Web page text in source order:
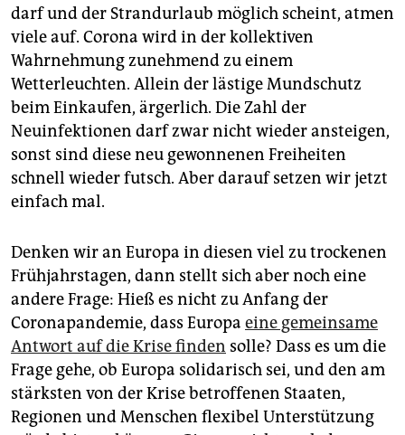
epaper login
darf und der Strandurlaub möglich scheint, atmen
viele auf. Corona wird in der kollektiven
Wahrnehmung zunehmend zu einem
Wetterleuchten. Allein der lästige Mundschutz
beim Einkaufen, ärgerlich. Die Zahl der
Neuinfektionen darf zwar nicht wieder ansteigen,
sonst sind diese neu gewonnenen Freiheiten
schnell wieder futsch. Aber darauf setzen wir jetzt
einfach mal.
Denken wir an Europa in diesen viel zu trockenen
Frühjahrstagen, dann stellt sich aber noch eine
andere Frage: Hieß es nicht zu Anfang der
Coronapandemie, dass Europa eine gemeinsame
Antwort auf die Krise finden solle? Dass es um die
Frage gehe, ob Europa solidarisch sei, und den am
stärksten von der Krise betroffenen Staaten,
Regionen und Menschen flexibel Unterstützung